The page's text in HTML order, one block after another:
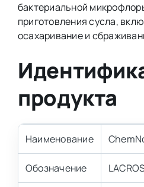
бактериальной
приготовления сусла,
осахаривание и
продукта
Наименование
Обозначение